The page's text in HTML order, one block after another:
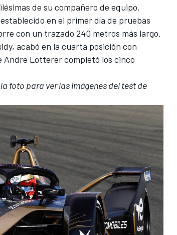
de su compañero de equipo.
en el primer día de pruebas
con un trazado 240 metros más largo.
, acabó en la cuarta posición con
Andre Lotterercompletó los cinco
foto para ver las imágenes del test de